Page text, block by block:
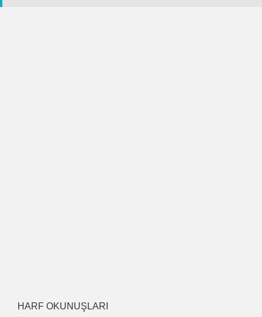
HARF OKUNUŞLARI